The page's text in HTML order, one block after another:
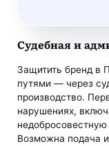
Судебная и
Защитить бренд
путями — через
производство.
нарушениях,
Возможна подача